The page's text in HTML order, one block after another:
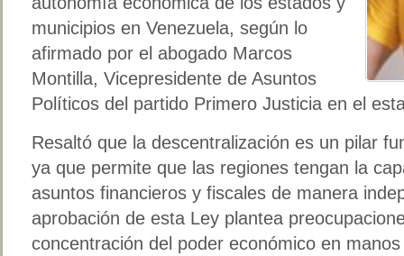
municipios en Venezuela, según lo
afirmado por el abogado Marcos
Montilla, Vicepresidente de Asuntos
Políticos del partido Primero Justicia en el
Resaltó que la descentralización es un pilar
ya que permite que las regiones tengan la
asuntos financieros y fiscales de manera
aprobación de esta Ley plantea
concentración del poder económico en